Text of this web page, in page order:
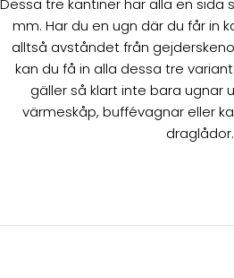
Dessa tre kantiner har alla en sida
mm. Har du en ugn där du får in
alltså avståndet från
kan du få in alla dessa tre
gäller så klart inte bara ugnar
värmeskåp, buffévagnar eller
draglådor.